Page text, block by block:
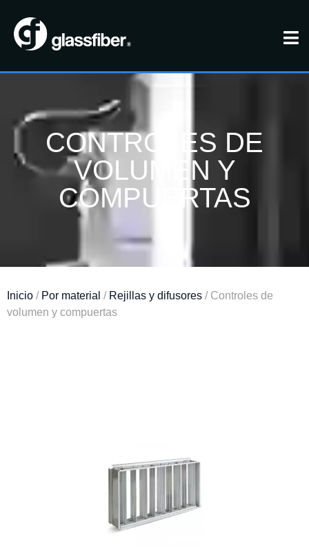
CONTROLES DE
VOLUMEN Y
COMPUERTAS
Inicio / Por material / Rejillas y difusores / Controles de
volumen y compuertas